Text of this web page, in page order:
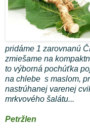
pridáme 1 zarovnanú
zmiešame na
to výborná pochúťka
na chlebe s maslom,
nastrúhanej varenej
mrkvového šalátu...
Petržlen